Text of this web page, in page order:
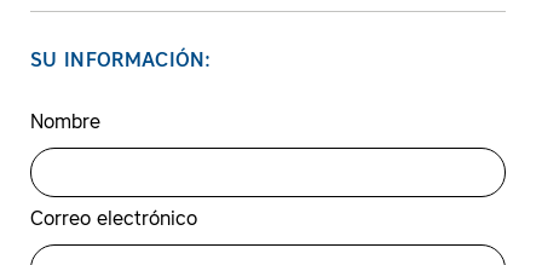
SU INFORMACIÓN:
Nombre
Correo electrónico